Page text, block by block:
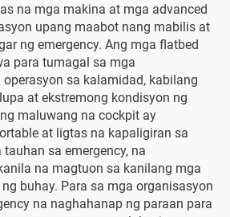
na mga makina at mga advanced
upang maabot nang mabilis at
ng emergency. Ang mga flatbed
para tumagal sa mga
sa kalamidad, kabilang
at ekstremong kondisyon ng
maluwang na cockpit ay
at ligtas na kapaligiran sa
sa emergency, na
na magtuon sa kanilang mga
buhay. Para sa mga organisasyon
na naghahanap ng paraan para